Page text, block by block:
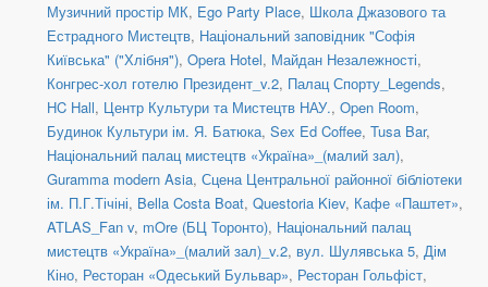
Музичний простір МК, Ego Party Place, Школа Джазового та
Естрадного Мистецтв, Національний заповідник "Софія
Київська" ("Хлібня"), Opera Hotel, Майдан Незалежності,
Конгрес-хол готелю Президент_v.2, Палац Спорту_Legends,
HC Hall, Центр Культури та Мистецтв НАУ., Open Room,
Будинок Культури ім. Я. Батюка, Sex Ed Coffee, Tusa Bar,
Національний палац мистецтв «Україна»_(малий зал),
Guramma modern Asia, Сцена Центральної районної бібліотеки
ім. П.Г.Тічіні, Bella Costa Boat, Questoria Kiev, Кафе «Паштет»,
ATLAS_Fan v, mOre (БЦ Торонто), Національний палац
мистецтв «Україна»_(малий зал)_v.2, вул. Шулявська 5, Дім
Кіно, Ресторан «Одеський Бульвар», Ресторан Гольфіст,